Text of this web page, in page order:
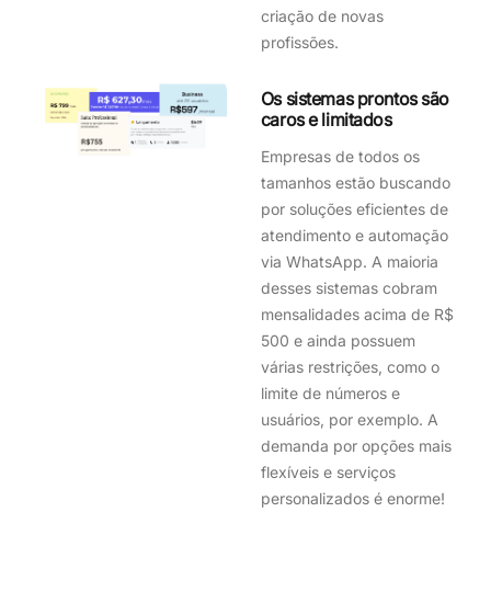
criação de novas
profissões.
Os sistemas prontos são
caros e limitados
Empresas de todos os
tamanhos estão buscando
por soluções eficientes de
atendimento e automação
via WhatsApp. A maioria
desses sistemas cobram
mensalidades acima de R$
500 e ainda possuem
várias restrições, como o
limite de números e
usuários, por exemplo. A
demanda por opções mais
flexíveis e serviços
personalizados é enorme!